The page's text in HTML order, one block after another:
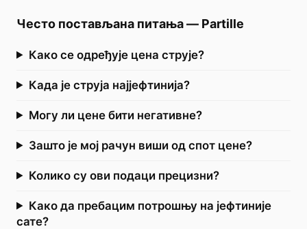
Често постављана питања— Partille
Како се одређује цена струје?
Када је струја најјефтинија?
Могу ли цене бити негативне?
Зашто је мој рачун виши од спот цене?
Колико су ови подаци прецизни?
Како да пребацим потрошњу на јефтиније
сате?